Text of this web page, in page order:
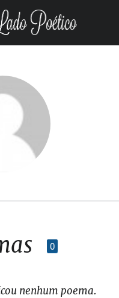
0
nenhum poema.